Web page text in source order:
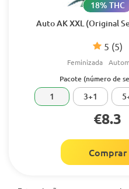
Auto AK XXL (Original
5 (5)
18% THC
Feminizada
Pacote (número de
1 3+1
€8.3
Comprar